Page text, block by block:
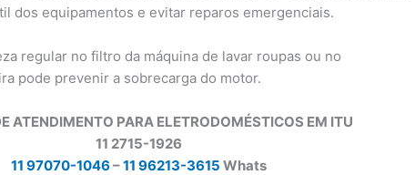
dos equipamentos e evitar reparos emergenciais.
regular no filtro da máquina de lavar roupas ou no
pode prevenir a sobrecarga do motor.
ATENDIMENTO PARA ELETRODOMÉSTICOS EM ITU
11 2715-1926
11 97070-1046 –11 96213-3615 Whats